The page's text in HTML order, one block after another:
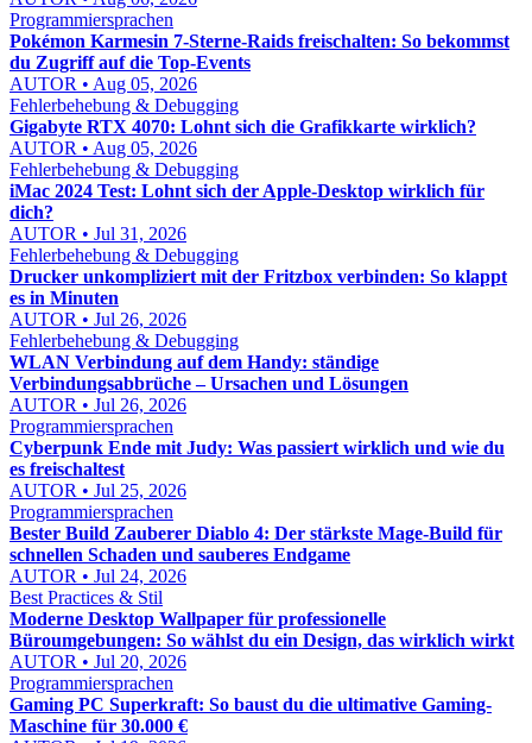
Programmiersprachen
Pokémon Karmesin 7-Sterne-Raids freischalten: So bekommst
du Zugriff auf die Top-Events
AUTOR • Aug 05, 2026
Fehlerbehebung & Debugging
Gigabyte RTX 4070: Lohnt sich die Grafikkarte wirklich?
AUTOR • Aug 05, 2026
Fehlerbehebung & Debugging
iMac 2024 Test: Lohnt sich der Apple-Desktop wirklich für
dich?
AUTOR • Jul 31, 2026
Fehlerbehebung & Debugging
Drucker unkompliziert mit der Fritzbox verbinden: So klappt
es in Minuten
AUTOR • Jul 26, 2026
Fehlerbehebung & Debugging
WLAN Verbindung auf dem Handy: ständige
Verbindungsabbrüche – Ursachen und Lösungen
AUTOR • Jul 26, 2026
Programmiersprachen
Cyberpunk Ende mit Judy: Was passiert wirklich und wie du
es freischaltest
AUTOR • Jul 25, 2026
Programmiersprachen
Bester Build Zauberer Diablo 4: Der stärkste Mage-Build für
schnellen Schaden und sauberes Endgame
AUTOR • Jul 24, 2026
Best Practices & Stil
Moderne Desktop Wallpaper für professionelle
Büroumgebungen: So wählst du ein Design, das wirklich wirkt
AUTOR • Jul 20, 2026
Programmiersprachen
Gaming PC Superkraft: So baust du die ultimative Gaming-
Maschine für 30.000 €